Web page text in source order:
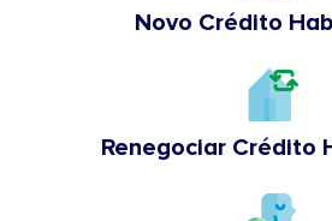
Novo Crédito
Renegociar Crédito